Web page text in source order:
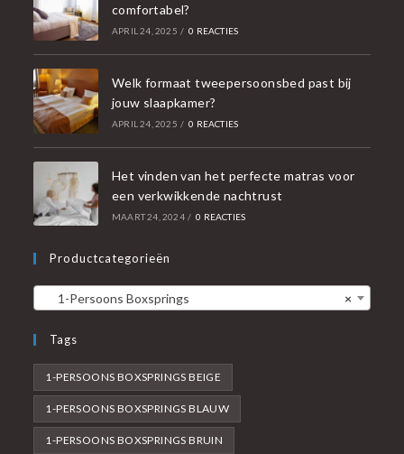
comfortabel?
APRIL 24, 2025 / 0 REACTIES
Welk formaat tweepersoonsbed past bij
jouw slaapkamer?
APRIL 24, 2025 / 0 REACTIES
Het vinden van het perfecte matras voor
een verkwikkende nachtrust
MAART 24, 2024 / 0 REACTIES
Productcategorieën
×
1-Persoons Boxsprings
Tags
1-PERSOONS BOXSPRINGS BEIGE
1-PERSOONS BOXSPRINGS BLAUW
1-PERSOONS BOXSPRINGS BRUIN